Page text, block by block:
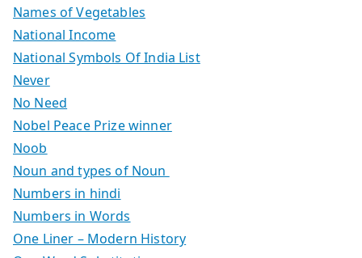
Names of Vegetables
National Income
National Symbols Of India List
Never
No Need
Nobel Peace Prize winner
Noob
Noun and types of Noun
Numbers in hindi
Numbers in Words
One Liner – Modern History